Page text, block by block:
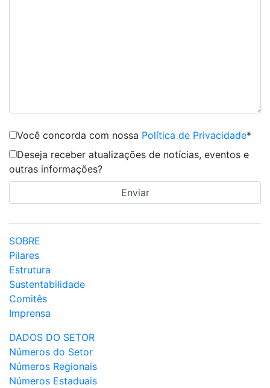
Você concorda com nossa Política de Privacidade*
Deseja receber atualizações de notícias, eventos e
outras informações?
SOBRE
Pilares
Estrutura
Sustentabilidade
Comitês
Imprensa
DADOS DO SETOR
Números do Setor
Números Regionais
Números Estaduais